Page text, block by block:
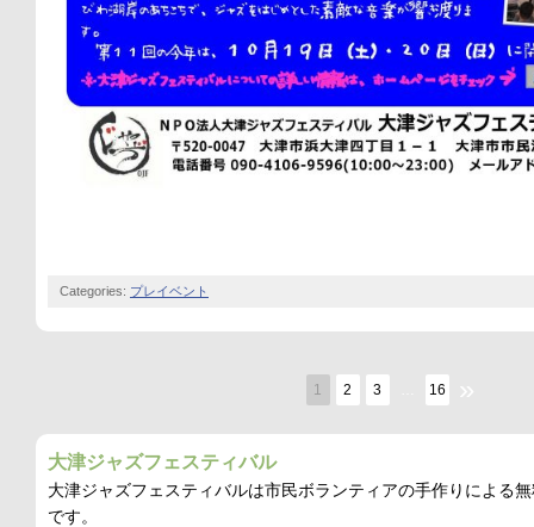
Categories: プレイベント
1 2 3 16 »
大津ジャズフェスティバル
大津ジャズフェスティバルは市民ボランティアの手作りによる
です。